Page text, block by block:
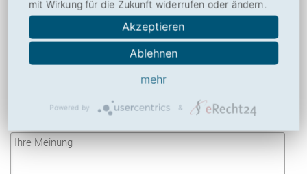
» die Website von metacrawler.de wird nicht gefunden.
Ihre Meinung zu MetaCrawler.de
mit Wirkung für die Zukunft widerrufen oder ändern.
Akzeptieren
Ablehnen
mehr
Powered by &